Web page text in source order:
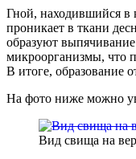
Гной, находившийся в
проникает в ткани
образуют
микроорганизмы, что
В итоге, образование
На фото ниже можно
Вид свища на